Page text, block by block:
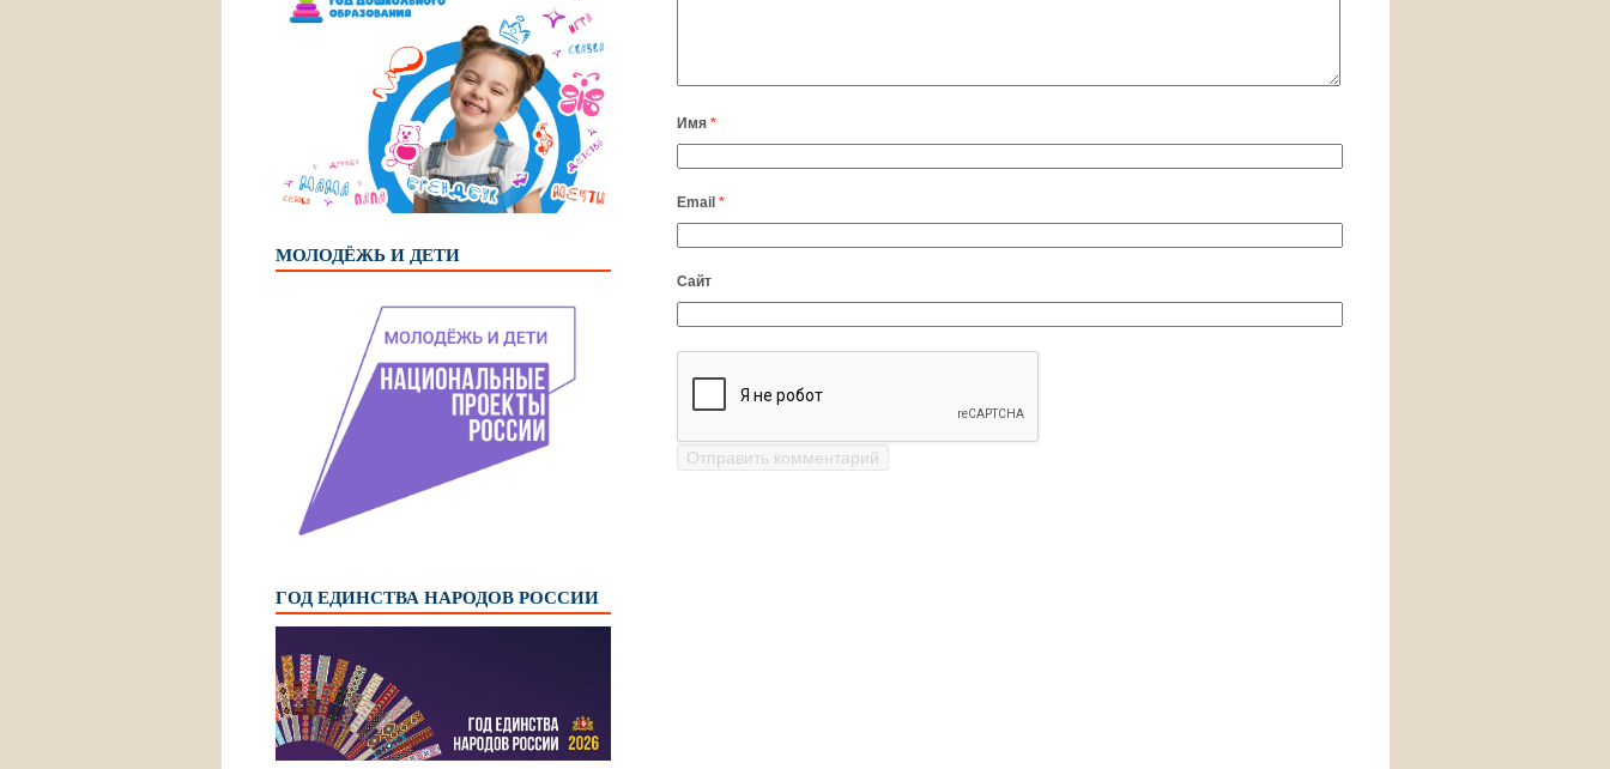
Имя *
Email *
Сайт
МОЛОДЁЖЬ И ДЕТИ
ГОД ЕДИНСТВА НАРОДОВ РОССИИ